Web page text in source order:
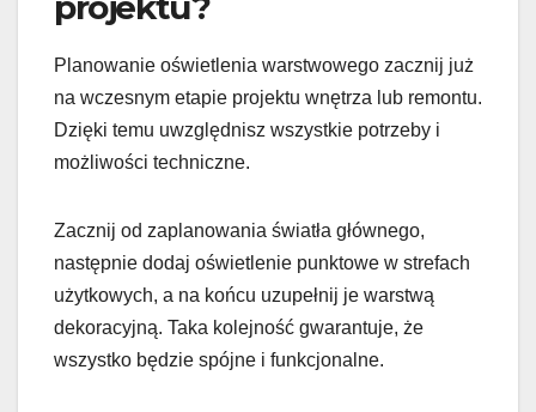
Planowanie oświetlenia warstwowego zacznij już
na wczesnym etapie projektu wnętrza lub remontu.
Dzięki temu uwzględnisz wszystkie potrzeby i
możliwości techniczne.
Zacznij od zaplanowania światła głównego,
następnie dodaj oświetlenie punktowe w strefach
użytkowych, a na końcu uzupełnij je warstwą
dekoracyjną. Taka kolejność gwarantuje, że
wszystko będzie spójne i funkcjonalne.